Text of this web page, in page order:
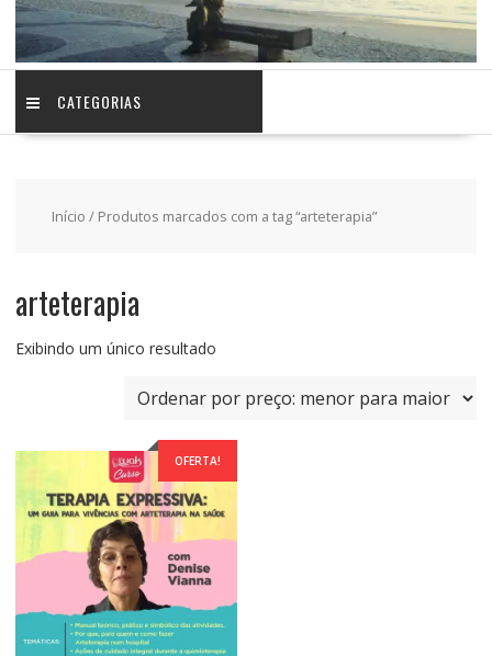
CATEGORIAS
Início / Produtos marcados com a tag “arteterapia”
arteterapia
Exibindo um único resultado
OFERTA!